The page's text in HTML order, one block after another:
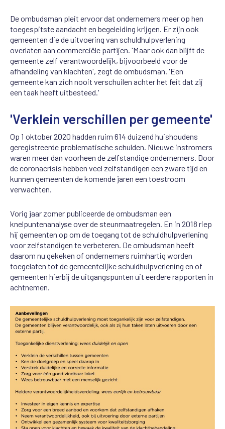
De ombudsman pleit ervoor dat ondernemers meer op hen
toegespitste aandacht en begeleiding krijgen. Er zijn ook
gemeenten die de uitvoering van schuldhulpverlening
overlaten aan commerciële partijen. 'Maar ook dan blijft de
gemeente zelf verantwoordelijk, bijvoorbeeld voor de
afhandeling van klachten', zegt de ombudsman. 'Een
gemeente kan zich nooit verschuilen achter het feit dat zij
een taak heeft uitbesteed.'
'Verklein verschillen per gemeente'
Op 1 oktober 2020 hadden ruim 614 duizend huishoudens
geregistreerde problematische schulden. Nieuwe instromers
waren meer dan voorheen de zelfstandige ondernemers. Door
de coronacrisis hebben veel zelfstandigen een zware tijd en
kunnen gemeenten de komende jaren een toestroom
verwachten.
Vorig jaar zomer publiceerde de ombudsman een
knelpuntenanalyse over de steunmaatregelen. En in 2018 riep
hij gemeenten op om de toegang tot de schuldhulpverlening
voor zelfstandigen te verbeteren. De ombudsman heeft
daarom nu gekeken of ondernemers ruimhartig worden
toegelaten tot de gemeentelijke schuldhulpverlening en of
gemeenten hierbij de uitgangspunten uit eerdere rapporten in
achtnemen.